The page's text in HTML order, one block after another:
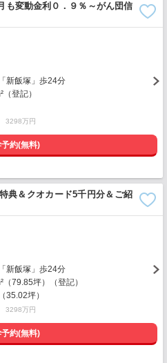
も変動金利０．９％～がん団信
新飯塚」歩24分
登記）
3298万円
予約(無料)
＆クオカード5千円分＆ご紹
新飯塚」歩24分
（79.85坪）（登記）
35.02坪）
3298万円
予約(無料)